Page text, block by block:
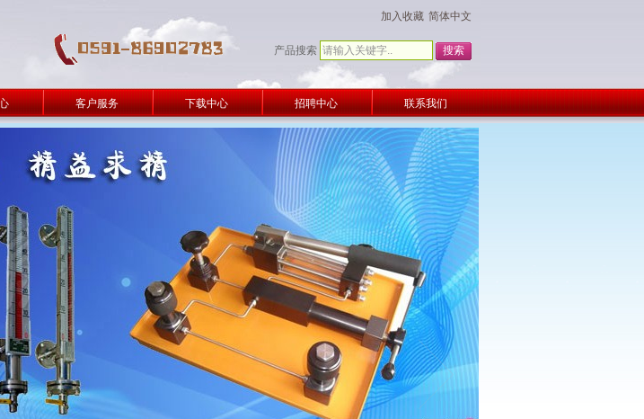
加入收藏 简体中文
产品搜索
客户服务 下载中心 招聘中心 联系我们